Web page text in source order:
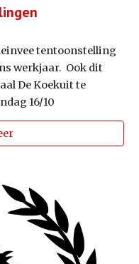
tentoonstelling
werkjaar. Ook dit
De Koekuit te
16/10